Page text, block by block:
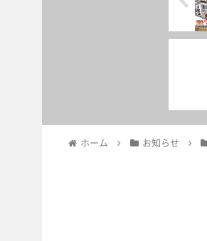
ホーム お知らせ